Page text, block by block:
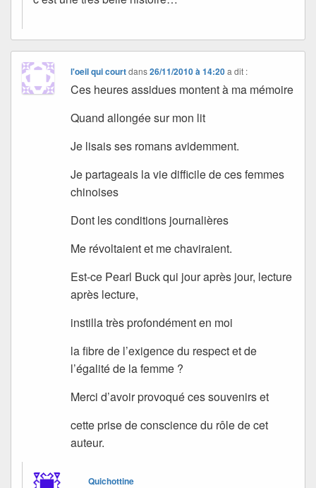
l'oeil qui courtdans26/11/2010 à 14:20 a dit :
Ces heures assidues montent à ma mémoire
Quand allongée sur mon lit
Je lisais ses romans avidemment.
Je partageais la vie difficile de ces femmes
chinoises
Dont les conditions journalières
Me révoltaient et me chaviraient.
Est-ce Pearl Buck qui jour après jour, lecture
après lecture,
instilla très profondément en moi
la fibre de l’exigence du respect et de
l’égalité de la femme ?
Merci d’avoir provoqué ces souvenirs et
cette prise de conscience du rôle de cet
auteur.
Quichottine